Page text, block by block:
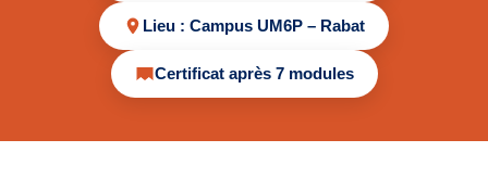
Lieu : Campus UM6P – Rabat
Certificat après 7 modules